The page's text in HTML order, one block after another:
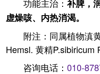
功能主治： 补脾，
虚燥咳、内热消渴。
附注：同属植物滇
Hemsl. 黄精P.sibiricum
咨询电话： 010-